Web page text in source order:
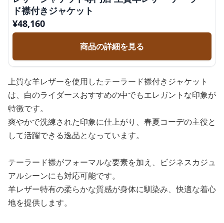
ド襟付きジャケット
¥48,160
商品の詳細を見る
上質な羊レザーを使用したテーラード襟付きジャケット
は、白のライダースおすすめの中でもエレガントな印象が
特徴です。
爽やかで洗練された印象に仕上がり、春夏コーデの主役と
して活躍できる逸品となっています。
テーラード襟がフォーマルな要素を加え、ビジネスカジュ
アルシーンにも対応可能です。
羊レザー特有の柔らかな質感が身体に馴染み、快適な着心
地を提供します。